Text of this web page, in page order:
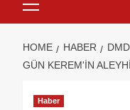
HOME HABER
GÜN KEREM'IN
Haber